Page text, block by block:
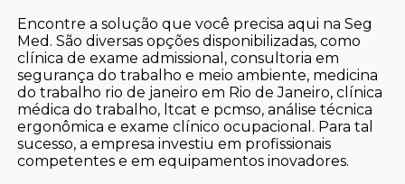
Encontre a solução que você precisa aqui na Seg
Med. São diversas opções disponibilizadas, como
clínica de exame admissional, consultoria em
segurança do trabalho e meio ambiente, medicina
do trabalho rio de janeiro em Rio de Janeiro, clínica
médica do trabalho, ltcat e pcmso, análise técnica
ergonômica e exame clínico ocupacional. Para tal
sucesso, a empresa investiu em profissionais
competentes e em equipamentos inovadores.